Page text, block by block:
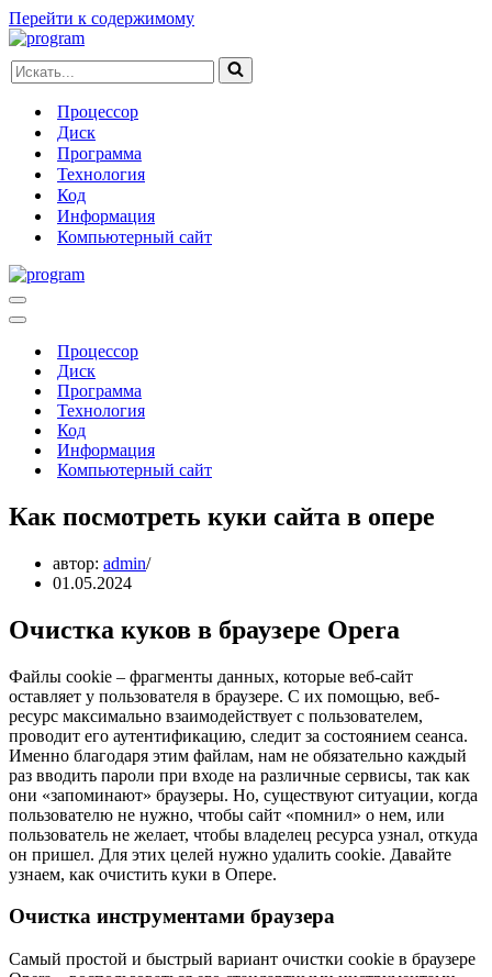
Перейти к содержимому
Искать...
Процессор
Диск
Программа
Технология
Код
Информация
Компьютерный сайт
Меню
навигации
Меню
навигацииПроцессор
Диск
Программа
Технология
Код
Информация
Компьютерный сайт
Как посмотреть куки сайта в опере
автор: admin
01.05.2024
Очистка куков в браузере Opera
Файлы cookie – фрагменты данных, которые веб-сайт
оставляет у пользователя в браузере. С их помощью, веб-
ресурс максимально взаимодействует с пользователем,
проводит его аутентификацию, следит за состоянием сеанса.
Именно благодаря этим файлам, нам не обязательно каждый
раз вводить пароли при входе на различные сервисы, так как
они «запоминают» браузеры. Но, существуют ситуации, когда
пользователю не нужно, чтобы сайт «помнил» о нем, или
пользователь не желает, чтобы владелец ресурса узнал, откуда
он пришел. Для этих целей нужно удалить cookie. Давайте
узнаем, как очистить куки в Опере.
Очистка инструментами браузера
Самый простой и быстрый вариант очистки cookie в браузере